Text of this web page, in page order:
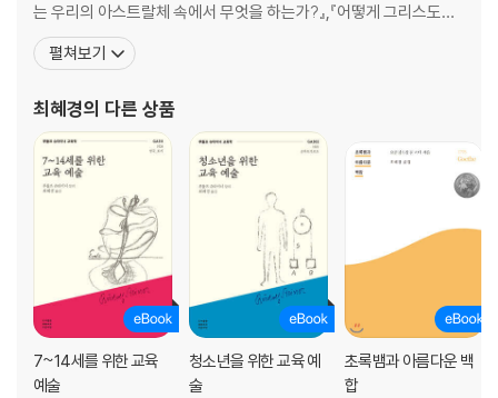
는 우리의 아스트랄체 속에서 무엇을 하는가?』,『어떻게 그리스도를
발견하는가』 ,『죽음, 이는 곧 삶의 변화이니!』, 『발도르프 학교와 그
정신』, 『자유의 철학』, 『교육예술 1, 인간에 대한 보편적인 앎』, 『교육
교과과정 강의
펼쳐보기
최혜경의 다른 상품
7~14세를 위한 교육
예술
청소년을 위한 교육 예
술
초록뱀과 아름다운 백
합